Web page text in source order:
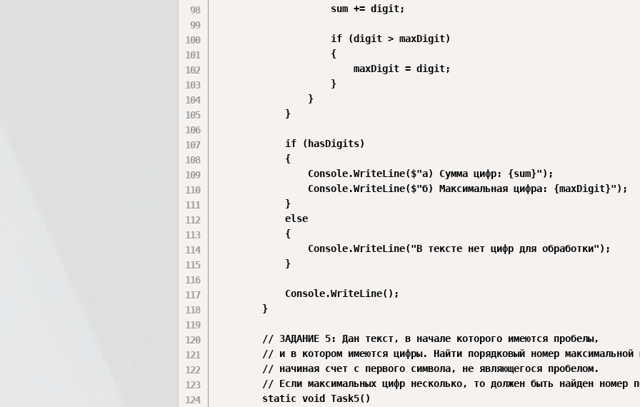
                    sum += digit;
                    if (digit > maxDigit)
                    {
                        maxDigit = digit;
                    }
                }
            }
            if (hasDigits)
            {
                Console.WriteLine($"а) Сумма цифр: {sum}");
                Console.WriteLine($"б) Максимальная цифра: {maxDigit}");
            }
            else
            {
                Console.WriteLine("В тексте нет цифр для обработки");
            }
            Console.WriteLine();
        }
        // ЗАДАНИЕ 5: Дан текст, в начале которого имеются пробелы,
// и в котором имеются цифры. Найти порядковый номер максимальной
        // начиная счет с первого символа, не являющегося пробелом.
// Если максимальных цифр несколько, то должен быть найден номер
        static void Task5()